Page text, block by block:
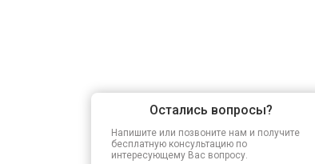
Остались вопросы?
Напишите или позвоните нам и получите
бесплатную консультацию по
интересующему Вас вопросу.